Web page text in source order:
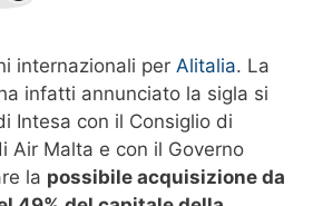
internazionali per Alitalia. La
infatti annunciato la sigla si
Intesa con il Consiglio di
Air Malta e con il Governo
la possibile acquisizione da